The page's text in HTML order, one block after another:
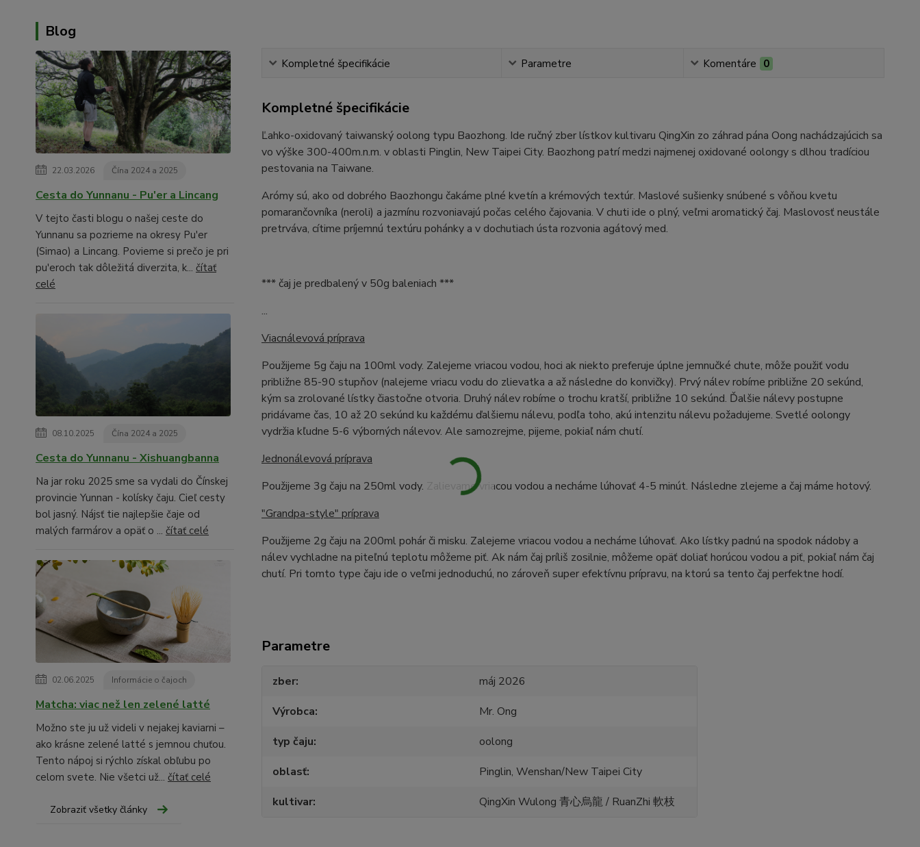
Blog
22.03.2026 Čína 2024 a 2025
Cesta do Yunnanu - Pu'er a Lincang
V tejto časti blogu o našej ceste do
Yunnanu sa pozrieme na okresy Pu'er
(Simao) a Lincang. Povieme si prečo je pri
pu'eroch tak dôležitá diverzita, k... čítať
celé
08.10.2025 Čína 2024 a 2025
Cesta do Yunnanu - Xishuangbanna
Na jar roku 2025 sme sa vydali do Čínskej
provincie Yunnan - kolísky čaju. Cieľ cesty
bol jasný. Nájsť tie najlepšie čaje od
malých farmárov a opäť o ... čítať celé
02.06.2025 Informácie o čajoch
Matcha: viac než len zelené latté
Možno ste ju už videli v nejakej kaviarni –
ako krásne zelené latté s jemnou chuťou.
Tento nápoj si rýchlo získal obľubu po
celom svete. Nie všetci už... čítať celé
Zobraziť všetky články
Kompletné špecifikácie Parametre Komentáre 0
Kompletné špecifikácie
Ľahko-oxidovaný taiwanský oolong typu Baozhong. Ide ručný zber lístkov kultivaru QingXin zo záhrad pána Oong nachádzajúcich sa
vo výške 300-400m.n.m. v oblasti Pinglin, New Taipei City. Baozhong patrí medzi najmenej oxidované oolongy s dlhou tradíciou
pestovania na Taiwane.
Arómy sú, ako od dobrého Baozhongu čakáme plné kvetín a krémových textúr. Maslové sušienky snúbené s vôňou kvetu
pomarančovníka (neroli) a jazmínu rozvoniavajú počas celého čajovania. V chuti ide o plný, veľmi aromatický čaj. Maslovosť neustále
pretrváva, cítime príjemnú textúru pohánky a v dochutiach ústa rozvonia agátový med.
*** čaj je predbalený v 50g baleniach ***
...
Viacnálevová príprava
Použijeme 5g čaju na 100ml vody. Zalejeme vriacou vodou, hoci ak niekto preferuje úplne jemnučké chute, môže použiť vodu
približne 85-90 stupňov (nalejeme vriacu vodu do zlievatka a až následne do konvičky). Prvý nálev robíme približne 20 sekúnd,
kým sa zrolované lístky čiastočne otvoria. Druhý nálev robíme o trochu kratší, približne 10 sekúnd. Ďalšie nálevy postupne
pridávame čas, 10 až 20 sekúnd ku každému ďalšiemu nálevu, podľa toho, akú intenzitu nálevu požadujeme. Svetlé oolongy
vydržia kľudne 5-6 výborných nálevov. Ale samozrejme, pijeme, pokiaľ nám chutí.
Jednonálevová príprava
Použijeme 3g čaju na 250ml vody. Zalievame vriacou vodou a necháme lúhovať 4-5 minút. Následne zlejeme a čaj máme hotový.
"Grandpa-style" príprava
Použijeme 2g čaju na 200ml pohár či misku. Zalejeme vriacou vodou a necháme lúhovať. Ako lístky padnú na spodok nádoby a
nálev vychladne na piteľnú teplotu môžeme piť. Ak nám čaj príliš zosilnie, môžeme opäť doliať horúcou vodou a piť, pokiaľ nám čaj
chutí. Pri tomto type čaju ide o veľmi jednoduchú, no zároveň super efektívnu prípravu, na ktorú sa tento čaj perfektne hodí.
Parametre
zber
máj 2026
Výrobca
Mr. Ong
typ čaju
oolong
oblasť
Pinglin, Wenshan/New Taipei City
kultivar
QingXin Wulong 青心烏龍 / RuanZhi 軟枝